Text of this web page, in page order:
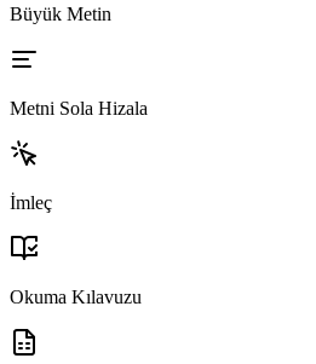
Büyük Metin
Metni Sola Hizala
İmleç
Okuma Kılavuzu